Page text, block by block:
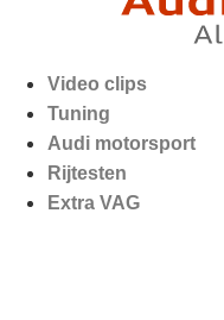
Video clips
Tuning
Audi motorsport
Rijtesten
Extra VAG